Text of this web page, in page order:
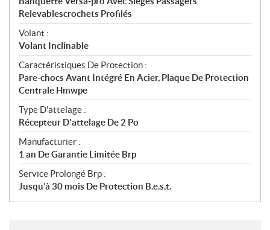
Relevablescrochets Profilés
Volant :
Volant Inclinable
Caractéristiques De Protection :
Pare-chocs Avant Intégré En Acier, Plaque De Protection
Centrale Hmwpe
Type D'attelage :
Récepteur D'attelage De 2 Po
Manufacturier :
1 an De Garantie Limitée Brp
Service Prolongé Brp :
Jusqu’à 30 mois De Protection B.e.s.t.